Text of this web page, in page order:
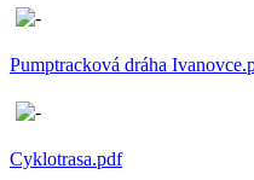
Pumptracková dráha
Cyklotrasa.pdf